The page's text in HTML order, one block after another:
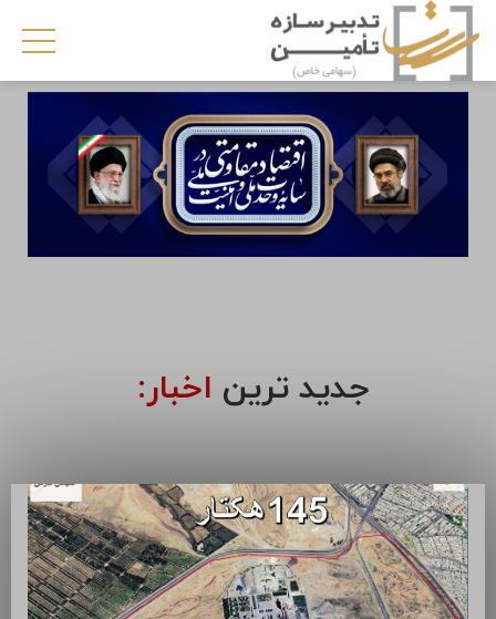
جدید ترین اخبار: